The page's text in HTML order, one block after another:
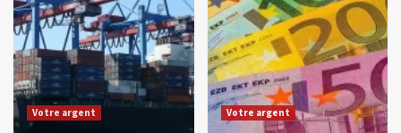
Votre argent Votre argent